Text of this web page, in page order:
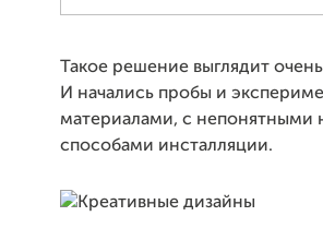
Такое решение выглядит
И начались пробы и
материалами, с непонятными
способами инсталляции.